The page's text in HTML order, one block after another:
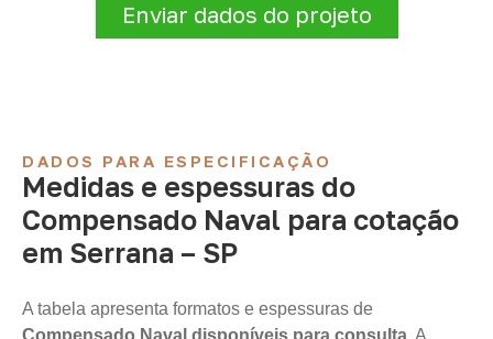
Enviar dados do projeto
DADOS PARA ESPECIFICAÇÃO
Medidas e espessuras do
Compensado Naval para cotação
em Serrana – SP
A tabela apresenta formatos e espessuras de
Compensado Naval disponíveis para consulta. A